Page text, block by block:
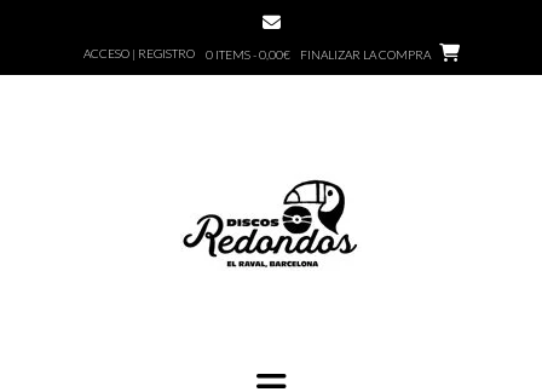
ACCESO | REGISTRO 0 ITEMS - 0,00€ FINALIZAR LA COMPRA